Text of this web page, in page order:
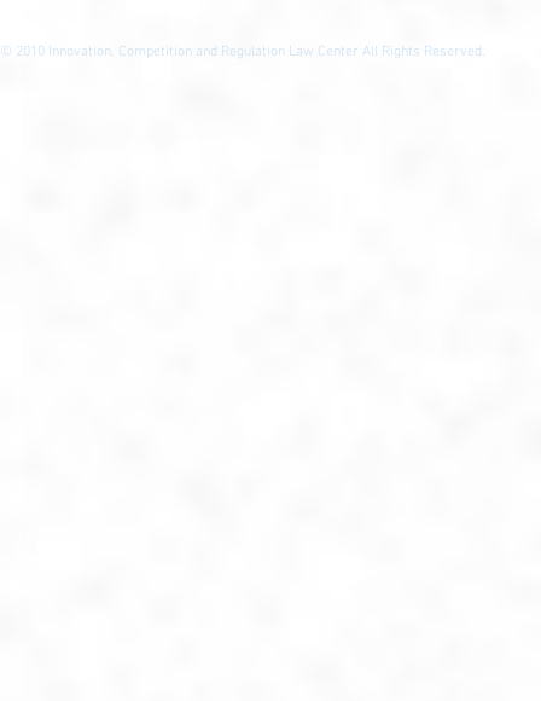
© 2010 Innovation, Competition and Regulation Law Center All Rights Reserved.